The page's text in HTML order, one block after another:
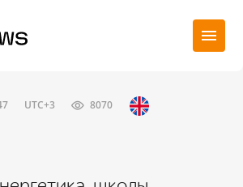
UTC+3 8070